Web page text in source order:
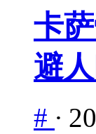
卡
避
# ·